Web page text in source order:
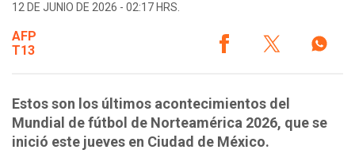
12 DE JUNIO DE 2026 - 02:17 HRS.
AFP
T13
Estos son los últimos acontecimientos del
Mundial de fútbol de Norteamérica 2026, que se
inició este jueves en Ciudad de México.